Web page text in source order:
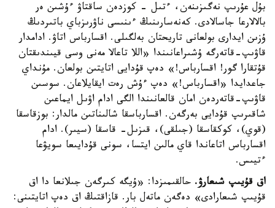
بۇل عۇرىپ نەگىزىنەن، ءتىل - كوزدەن ساقتاۋ ءۇشىن ەر
بالالارعا جاسالادى. كەنەسارىنىڭ ءىنىسى ناۋرىزباي باتىردىڭ
ۇزىن ايدارى بولعانى تاريحتان بەلگىلى. اقسارباس اتاۋ. ادامدار
قاۋىپ-قاتەرگە ۇشىراعانىندا «اللا تاعالا مەنى وسى قيىندىقتان
قۇتقارا گور! اقسارباس!» دەپ قۇدايى اتايتىن بولعان. مۇنداي
جاعدايدا «اقسارباس!» دەپ ءۇش رەت ايقايلاعان. سوسىن
قاۋىپ-قاتەردەن امان قالعانىندا الگى ادام اۋىل ايماعىن
شاقىرىپ قۇدايى بەرگەن. اقسارباسقا شالىناتىن مالدار: بوزقاسقا
(قوي)، كوكقاسقا (جىلقى)، قىزىل- قاسقا (سيىر). ادام
اقسارباس اتاعاندا قاي مالىن ايتسا، سونى قۇدايىعا سويۋعا
ءتيىس.
اق قۇيىپ شىعارۋ. حالقىمىزدا: «ۇيگە كىرگەن جىلانعا دا اق
قۇيىپ شىعارادى» دەگەن ماتەل بار. قازاقتىڭ اق دەپ اتايتىنى: